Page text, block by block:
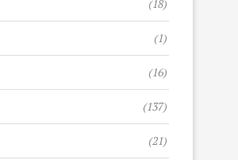
(18)
(1)
(16)
(137)
(21)